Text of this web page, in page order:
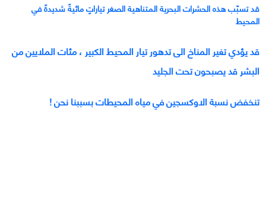
قد تسبّب هذه الحشرات البحرية المتناهية الصغر تياراتٍ مائيةً شديدةً في
المحيط
قد يؤدي تغير المناخ الى تدهور تيار المحيط الكبير ، مئات الملايين من
البشر قد يصبحون تحت الجليد
تنخفض نسبة الاوكسجين في مياه المحيطات بسببنا نحن !